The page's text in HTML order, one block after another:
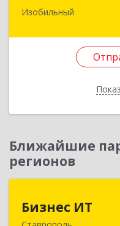
Изобильный
356140,
Ближайшие
регионов
Бизнес ИТ